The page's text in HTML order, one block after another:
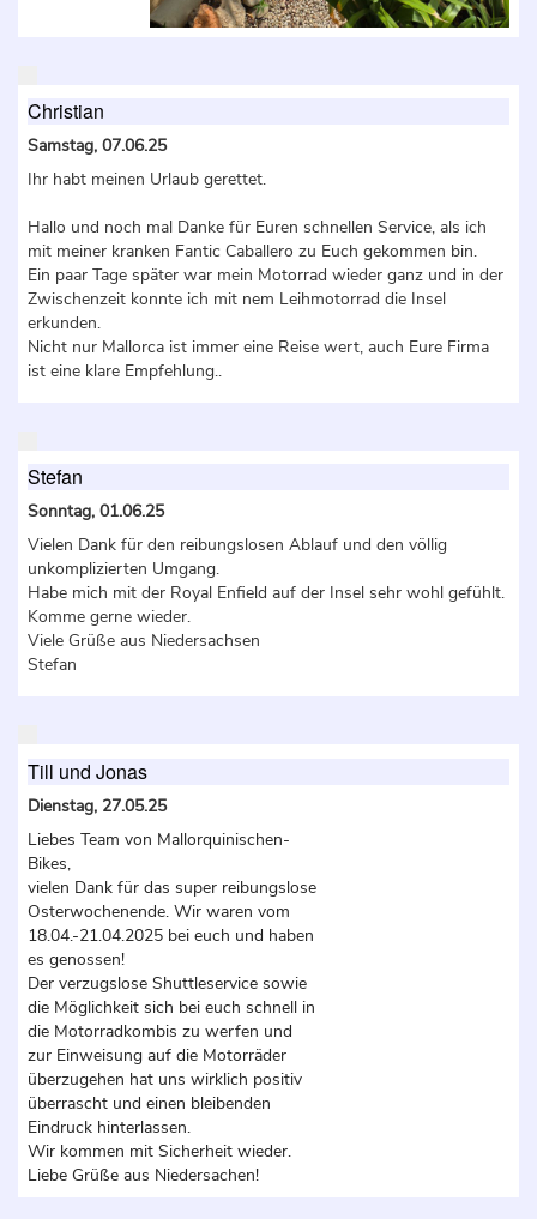
Christian
Samstag, 07.06.25
Ihr habt meinen Urlaub gerettet.
Hallo und noch mal Danke für Euren schnellen Service, als ich
mit meiner kranken Fantic Caballero zu Euch gekommen bin.
Ein paar Tage später war mein Motorrad wieder ganz und in der
Zwischenzeit konnte ich mit nem Leihmotorrad die Insel
erkunden.
Nicht nur Mallorca ist immer eine Reise wert, auch Eure Firma
ist eine klare Empfehlung..
Stefan
Sonntag, 01.06.25
Vielen Dank für den reibungslosen Ablauf und den völlig
unkomplizierten Umgang.
Habe mich mit der Royal Enfield auf der Insel sehr wohl gefühlt.
Komme gerne wieder.
Viele Grüße aus Niedersachsen
Stefan
Till und Jonas
Dienstag, 27.05.25
Liebes Team von Mallorquinischen-
Bikes,
vielen Dank für das super reibungslose
Osterwochenende. Wir waren vom
18.04.-21.04.2025 bei euch und haben
es genossen!
Der verzugslose Shuttleservice sowie
die Möglichkeit sich bei euch schnell in
die Motorradkombis zu werfen und
zur Einweisung auf die Motorräder
überzugehen hat uns wirklich positiv
überrascht und einen bleibenden
Eindruck hinterlassen.
Wir kommen mit Sicherheit wieder.
Liebe Grüße aus Niedersachen!